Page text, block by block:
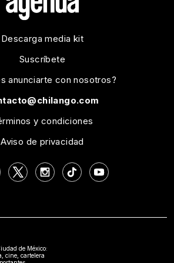
Descarga media kit
Suscríbete
anunciarte con nosotros?
y condiciones
Aviso de privacidad
de México:
cine, cartelera